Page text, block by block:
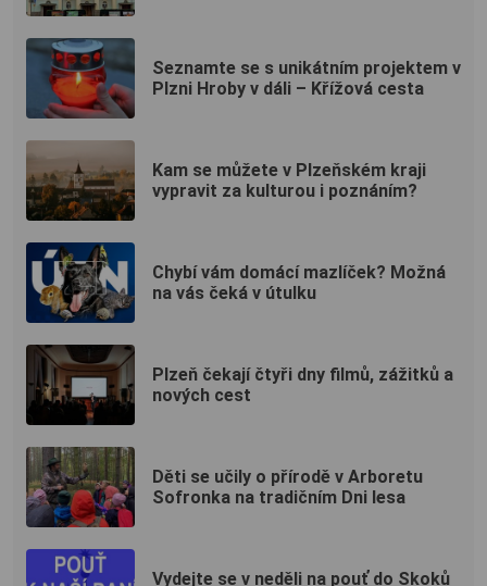
Seznamte se s unikátním projektem v
Plzni Hroby v dáli – Křížová cesta
Kam se můžete v Plzeňském kraji
vypravit za kulturou i poznáním?
Chybí vám domácí mazlíček? Možná
na vás čeká v útulku
Plzeň čekají čtyři dny filmů, zážitků a
nových cest
Děti se učily o přírodě v Arboretu
Sofronka na tradičním Dni lesa
Vydejte se v neděli na pouť do Skoků